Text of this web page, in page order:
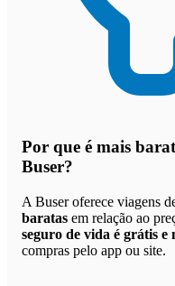
Por que é mais
Buser?
A Buser oferece viagens
baratas em relação ao
seguro de vida é grátis e
compras pelo app ou site.